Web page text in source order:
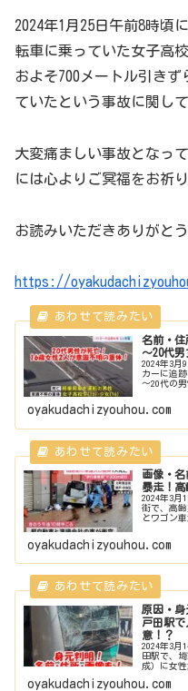
2024年1月25日午前8時頃
転車に乗っていた女子高
およそ700メートル引き
ていたという事故に関し
大変痛ましい事故となっ
には心よりご冥福をお祈
お読みいただきありがと
https://
名前・住
～20代
2024年3月
カーに追
～20代の
oyakudachizyouhou.com
画像・
暴走！高
2024年3月
街で、高
とワゴン
oyakudachizyouhou.com
原因・身
戸田駅
意！？
2024年3月
田駅で、
成）に女
亡したの
oyakudachizyouhou.com